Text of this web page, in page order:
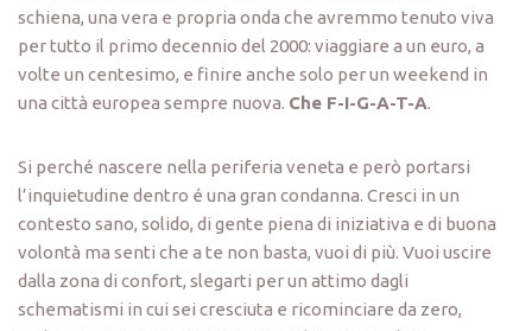
schiena, una vera e propria onda che avremmo tenuto viva
per tutto il primo decennio del 2000: viaggiare a un euro, a
volte un centesimo, e finire anche solo per un weekend in
una città europea sempre nuova. Che F-I-G-A-T-A.
Si perché nascere nella periferia veneta e però portarsi
l’inquietudine dentro é una gran condanna. Cresci in un
contesto sano, solido, di gente piena di iniziativa e di buona
volontà ma senti che a te non basta, vuoi di più. Vuoi uscire
dalla zona di confort, slegarti per un attimo dagli
schematismi in cui sei cresciuta e ricominciare da zero,